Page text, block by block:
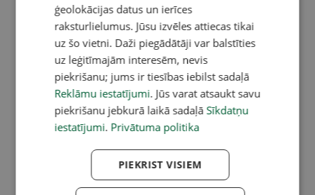
ģeolokācijas datus un ierīces
raksturlielumus. Jūsu izvēles attiecas tikai
uz šo vietni. Daži piegādātāji var balstīties
uz leģitīmajām interesēm, nevis
piekrišanu; jums ir tiesības iebilst sadaļā
Reklāmu iestatījumi. Jūs varat atsaukt savu
piekrišanu jebkurā laikā sadaļā Sīkdatņu
iestatījumi. Privātuma politika
PIEKRIST VISIEM